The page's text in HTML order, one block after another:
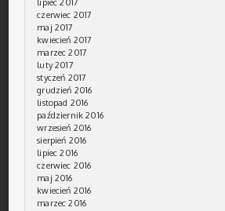
lipiec 2017
czerwiec 2017
maj 2017
kwiecień 2017
marzec 2017
luty 2017
styczeń 2017
grudzień 2016
listopad 2016
październik 2016
wrzesień 2016
sierpień 2016
lipiec 2016
czerwiec 2016
maj 2016
kwiecień 2016
marzec 2016